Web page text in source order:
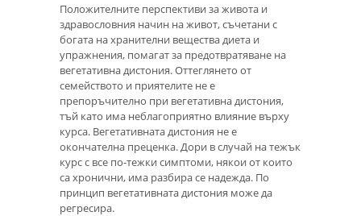
Положителните перспективи за живота и
здравословния начин на живот, съчетани с
богата на хранителни вещества диета и
упражнения, помагат за предотвратяване на
вегетативна дистония. Оттеглянето от
семейството и приятелите не е
препоръчително при вегетативна дистония,
тъй като има неблагоприятно влияние върху
курса. Вегетативната дистония не е
окончателна преценка. Дори в случай на тежък
курс с все по-тежки симптоми, някои от които
са хронични, има разбира се надежда. По
принцип вегетативната дистония може да
регресира.